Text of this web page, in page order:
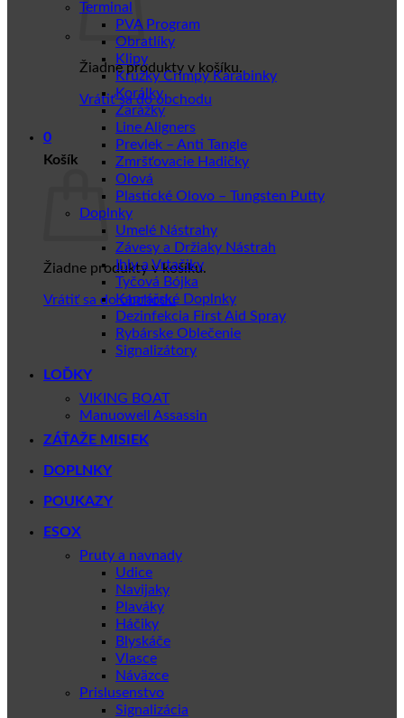
Žiadne produkty v košíku.
Vrátiť sa do obchodu
0
Košík
Žiadne produkty v košíku.
Vrátiť sa do obchodu
Terminal
PVA Program
Obratlíky
Klipy
Krúžky Crimpy Karabinky
Korálky
Zarážky
Line Aligners
Prevlek – Anti Tangle
Zmršťovacie Hadičky
Olová
Plastické Olovo – Tungsten Putty
Doplnky
Umelé Nástrahy
Závesy a Držiaky Nástrah
Ihly a Vrtačiky
Tyčová Bójka
Kaprářské Doplnky
Dezinfekcia First Aid Spray
Rybárske Oblečenie
Signalizátory
LOĎKY
VIKING BOAT
Manuowell Assassin
ZÁŤAŽE MISIEK
DOPLNKY
POUKAZY
ESOX
Pruty a navnady
Udice
Navijaky
Plaváky
Háčiky
Blyskáče
Vlasce
Náväzce
Prislusenstvo
Signalizácia